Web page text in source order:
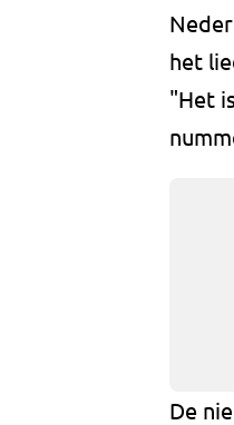
het
"Het
De